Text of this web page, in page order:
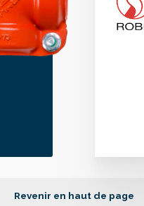
Revenir en haut de page